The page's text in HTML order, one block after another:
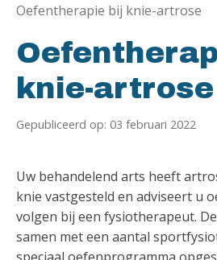
Oefentherapie bij knie-artrose
knie-artrose
Gepubliceerd op: 03 februari 2022
Uw behandelend arts heeft
knie vastgesteld en adviseert u
volgen bij een fysiotherapeut.
samen met een aantal